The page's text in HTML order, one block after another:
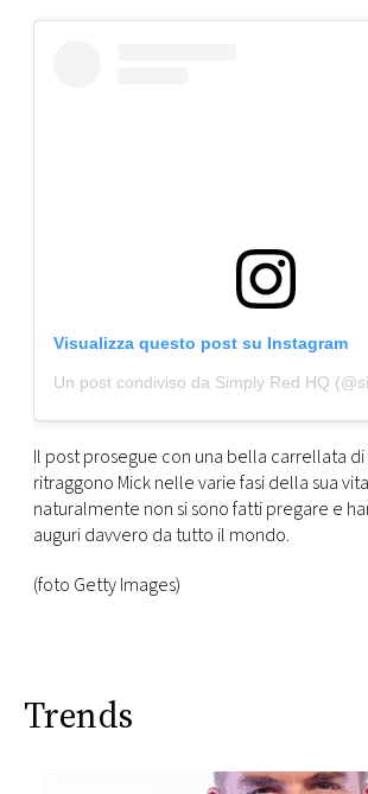
Visualizza questo post su Instagram
Il post prosegue con una bella carrellata
ritraggono Mick nelle varie fasi della sua
naturalmente non si sono fatti pregare e
auguri davvero da tutto il mondo.
(foto Getty Images)
Trends